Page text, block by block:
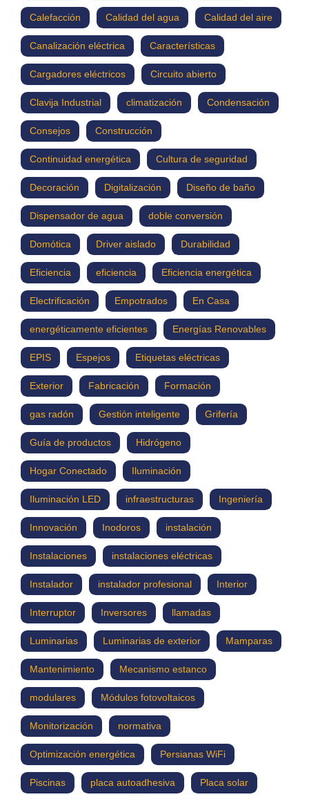
Calefacción Calidad del agua Calidad del aire
Canalización eléctrica Características
Cargadores eléctricos Circuito abierto
Clavija Industrial climatización Condensación
Consejos Construcción
Continuidad energética Cultura de seguridad
Decoración Digitalización Diseño de baño
Dispensador de agua doble conversión
Domótica Driver aislado Durabilidad
Eficiencia eficiencia Eficiencia energética
Electrificación Empotrados En Casa
energéticamente eficientes Energías Renovables
EPIS Espejos Etiquetas eléctricas
Exterior Fabricación Formación
gas radón Gestión inteligente Grifería
Guía de productos Hidrógeno
Hogar Conectado Iluminación
Iluminación LED infraestructuras Ingeniería
Innovación Inodoros instalación
Instalaciones instalaciones eléctricas
Instalador instalador profesional Interior
Interruptor Inversores llamadas
Luminarias Luminarias de exterior Mamparas
Mantenimiento Mecanismo estanco
modulares Módulos fotovoltaicos
Monitorización normativa
Optimización energética Persianas WiFi
Piscinas placa autoadhesiva Placa solar